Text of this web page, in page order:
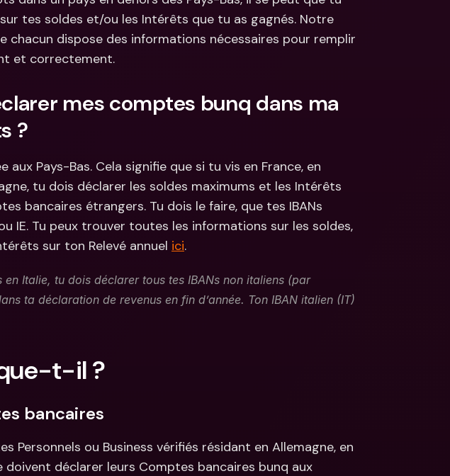
tes soldes et/ou les Intérêts que tu as gagnés. Notre
chacun dispose des informations nécessaires pour remplir
et correctement.
mes comptes bunq dans ma
?
Pays-Bas. Cela signifie que si tu vis en France, en
tu dois déclarer les soldes maximums et les Intérêts
bancaires étrangers. Tu dois le faire, que tes IBANs
IE. Tu peux trouver toutes les informations sur les soldes,
sur ton Relevé annuel ici.
en Italie, tu dois déclarer tous tes IBANs non italiens (par
ta déclaration de revenus en fin d’année. Ton IBAN italien (IT)
t-il ?
bancaires
Personnels ou Business vérifiés résidant en Allemagne, en
doivent déclarer leurs Comptes bancaires bunq aux